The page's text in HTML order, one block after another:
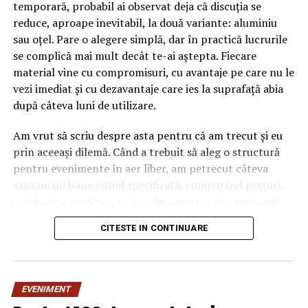
temporară, probabil ai observat deja că discuția se
reduce, aproape inevitabil, la două variante: aluminiu
sau oțel. Pare o alegere simplă, dar în practică lucrurile
se complică mai mult decât te-ai aștepta. Fiecare
material vine cu compromisuri, cu avantaje pe care nu le
vezi imediat și cu dezavantaje care ies la suprafață abia
după câteva luni de utilizare.
Am vrut să scriu despre asta pentru că am trecut și eu
prin aceeași dilemă. Când a trebuit să aleg o structură
pentru evenimente în aer liber, am petrecut câteva
săptămâni bune citind specificații, comparând prețuri,
„corect” depinde mult de context, de cât de des muți
pavilionul și de ce condiții meteo ai de înfruntat.
materialului mai mult decât
CITESTE IN CONTINUARE
EVENIMENT